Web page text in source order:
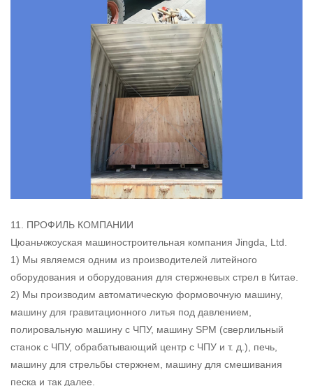
11. ПРОФИЛЬ КОМПАНИИ
Цюаньчжоуская машиностроительная компания Jingda, Ltd.
1) Мы являемся одним из производителей литейного
оборудования и оборудования для стержневых стрел в Китае.
2) Мы производим автоматическую формовочную машину,
машину для гравитационного литья под давлением,
полировальную машину с ЧПУ, машину SPM (сверлильный
станок с ЧПУ, обрабатывающий центр с ЧПУ и т. д.), печь,
машину для стрельбы стержнем, машину для смешивания
песка и так далее.